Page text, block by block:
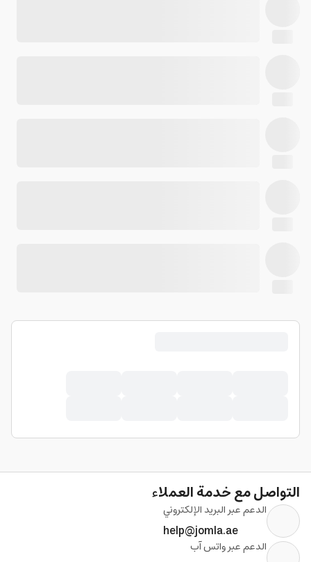
التواصل مع خدمة العملاء
الدعم عبر البريد الإلكتروني
help@jomla.ae
الدعم عبر واتس آب